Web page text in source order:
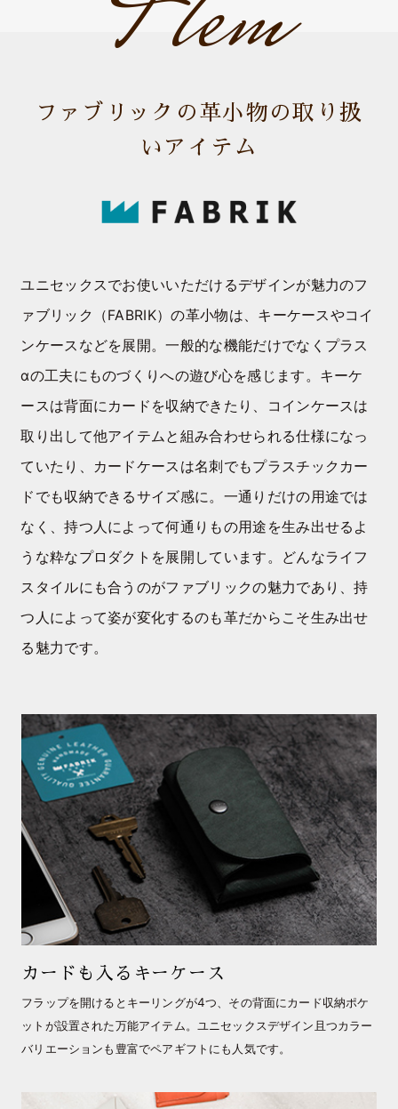
ファブリックの革小物の取り扱
いアイテム
ユニセックスでお使いいただけるデザインが魅力のフ
ァブリック（FABRIK）の革小物は、キーケースやコイ
ンケースなどを展開。一般的な機能だけでなくプラス
αの工夫にものづくりへの遊び心を感じます。キーケ
ースは背面にカードを収納できたり、コインケースは
取り出して他アイテムと組み合わせられる仕様になっ
ていたり、カードケースは名刺でもプラスチックカー
ドでも収納できるサイズ感に。一通りだけの用途では
なく、持つ人によって何通りもの用途を生み出せるよ
うな粋なプロダクトを展開しています。どんなライフ
スタイルにも合うのがファブリックの魅力であり、持
つ人によって姿が変化するのも革だからこそ生み出せ
る魅力です。
カードも入るキーケース
フラップを開けるとキーリングが4つ、その背面にカード収納ポケ
ットが設置された万能アイテム。ユニセックスデザイン且つカラー
バリエーションも豊富でペアギフトにも人気です。